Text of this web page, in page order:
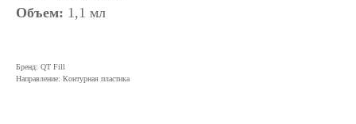
Объем: 1,1 мл
Бренд: QT Fill
Направление: Контурная пластика